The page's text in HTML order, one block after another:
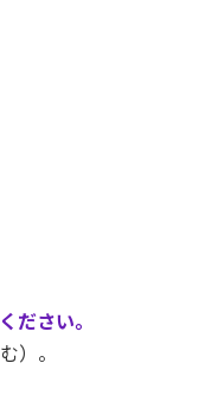
ださい。
）。